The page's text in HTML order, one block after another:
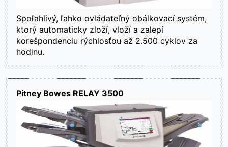
Spoľahlivý, ľahko ovládateľný obálkovací systém,
ktorý automaticky zloží, vloží a zalepí
korešpondenciu rýchlosťou až 2.500 cyklov za
hodinu.
Pitney Bowes RELAY 3500